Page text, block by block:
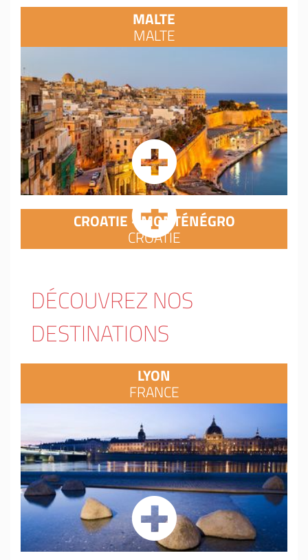
MALTE
MALTE
CROATIE - MONTÉNÉGRO
CROATIE
DÉCOUVREZ NOS
DESTINATIONS
LYON
FRANCE